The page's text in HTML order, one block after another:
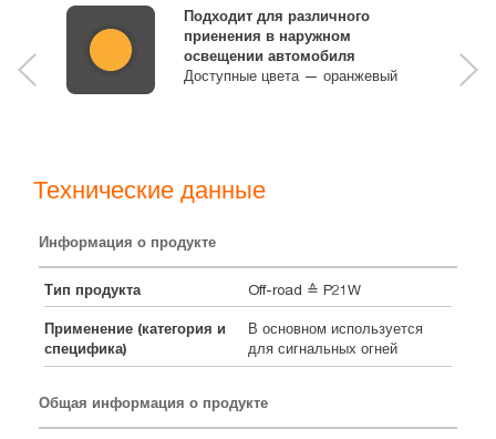
Подходит для различного
приенения в наружном
освещении автомобиля
Доступные цвета — оранжевый
Технические данные
Информация о продукте
Тип продукта Off-road ≙ P21W
Применение (категория и
специфика)
В основном используется
для сигнальных огней
Общая информация о продукте